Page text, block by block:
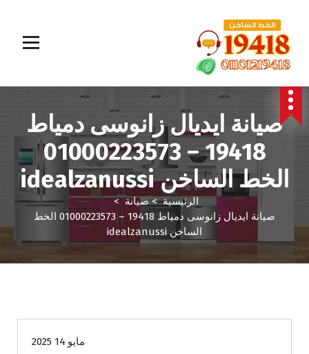
البوتاجازات، الثلاجات وغيرها داخل القاهرة والجيزة وجميع المحافظات. اتصل بنا الآن!
صيانة ايديال زانوسى دمياط
19418 – 01000223573
الخط الساخن idealzanussi
الرئيسية>صيانة>
صيانة ايديال زانوسى دمياط 19418 – 01000223573 الخط
الساخن idealzanussi
مايو 14 2025